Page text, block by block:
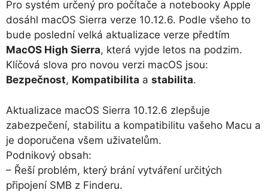
Pro systém určený pro počítače a notebooky Apple
dosáhl macOS Sierra verze 10.12.6. Podle všeho to
bude poslední velká aktualizace verze předtím
MacOS High Sierra, která vyjde letos na podzim.
Klíčová slova pro novou verzi macOS jsou:
Bezpečnost, Kompatibilita a stabilita.
Aktualizace macOS Sierra 10.12.6 zlepšuje
zabezpečení, stabilitu a kompatibilitu vašeho Macu a
je doporučena všem uživatelům.
Podnikový obsah:
– Řeší problém, který brání vytváření určitých
připojení SMB z Finderu.